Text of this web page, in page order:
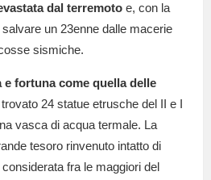
dal terremoto e, con la
un 23enne dalle macerie
sismiche.
e fortuna come quella delle
24 statue etrusche del II e I
vasca di acqua termale. La
tesoro rinvenuto intatto di
fra le maggiori del